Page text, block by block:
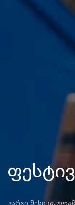
კარგი მუსიკა,